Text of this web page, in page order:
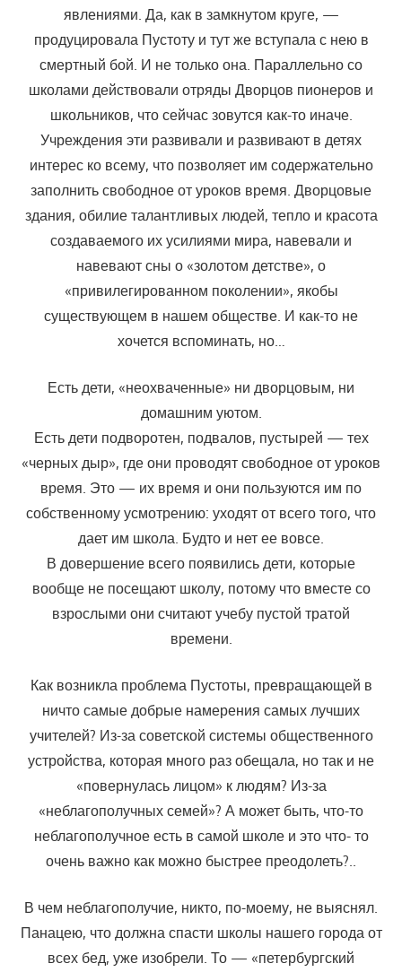
явлениями. Да, как в замкнутом круге, —
продуцировала Пустоту и тут же вступала с нею в
смертный бой. И не только она. Параллельно со
школами действовали отряды Дворцов пионеров и
школьников, что сейчас зовутся как-то ина­че.
Учреждения эти развивали и развивают в детях
интерес ко всему, что позволяет им содержательно
заполнить свободное от уроков вре­мя. Дворцовые
здания, обилие талантливых людей, тепло и красота
создаваемого их усилиями мира, навевали и
навевают сны о «золотом детстве», о
«привилегированном поколении», якобы
существующем в на­шем обществе. И как-то не
хочется вспоминать, но…
Есть дети, «неохваченные» ни дворцовым, ни
домашним уютом.
Есть дети подворотен, подвалов, пустырей — тех
«черных дыр», где они проводят свободное от уроков
время. Это — их время и они поль­зуются им по
собственному усмотрению: уходят от всего того, что
дает им школа. Будто и нет ее вовсе.
В довершение всего появились дети, которые
вообще не посеща­ют школу, потому что вместе со
взрослыми они считают учебу пустой тратой
времени.
Как возникла проблема Пустоты, превращающей в
ничто самые добрые намерения самых лучших
учителей? Из-за советской системы общественного
устройства, которая много раз обещала, но так и не
«по­вернулась лицом» к людям? Из-за
«неблагополучных семей»? А может быть, что-то
неблагополучное есть в самой школе и это что- то
очень важно как можно быстрее преодолеть?..
В чем неблагополучие, никто, по-моему, не выяснял.
Панацею, что должна спасти школы нашего города от
всех бед, уже изобрели. То — «петербургский